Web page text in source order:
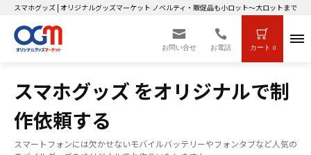
スマホグッズ | オリジナルグッズマーケット ノベルティ・販促品も小ロット～大ロットまで製
お問い合せ お電話 カート 0
スマホグッズ をオリジナルで制
作依頼する
スマートフォンには欠かせないモバイルバッテリーやフォンタブなど人気の